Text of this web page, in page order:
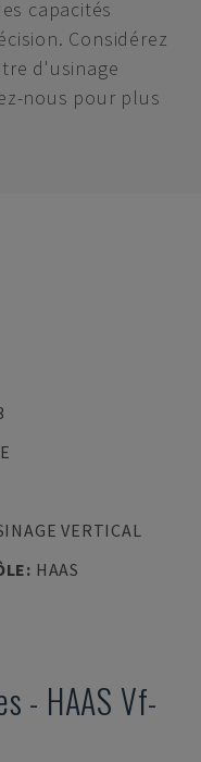
capacités
Considérez
d'usinage
nous pour plus
VERTICAL
: HAAS
- HAAS Vf-